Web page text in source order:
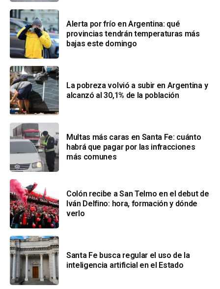
Alerta por frío en Argentina: qué
provincias tendrán temperaturas más
bajas este domingo
La pobreza volvió a subir en Argentina y
alcanzó al 30,1% de la población
Multas más caras en Santa Fe: cuánto
habrá que pagar por las infracciones
más comunes
Colón recibe a San Telmo en el debut de
Iván Delfino: hora, formación y dónde
verlo
Santa Fe busca regular el uso de la
inteligencia artificial en el Estado